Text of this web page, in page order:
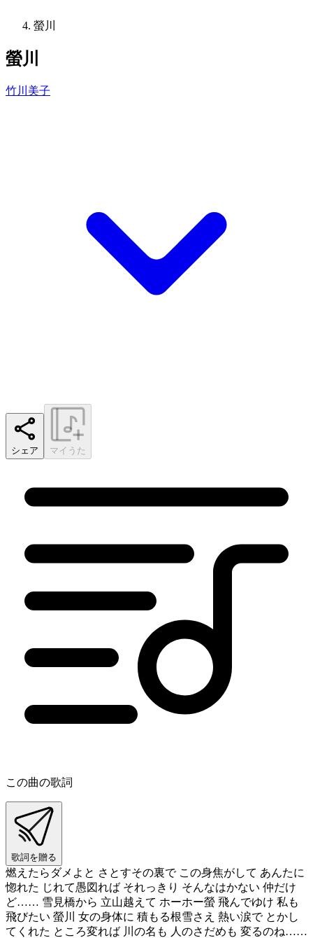
螢川
螢川
竹川美子
シェア マイうた
この曲の歌詞
歌詞を贈る
燃えたらダメよと さとすその裏で この身焦がして あんたに
惚れた じれて愚図れば それっきり そんなはかない 仲だけ
ど…… 雪見橋から 立山越えて ホーホー螢 飛んでゆけ 私も
飛びたい 螢川 女の身体に 積もる根雪さえ 熱い涙で とかし
てくれた ところ変れば 川の名も 人のさだめも 変るのね……